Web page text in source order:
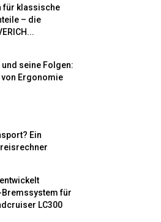
für klassische
– die
seine Folgen:
von Ergonomie
Ein
entwickelt
für
LC300